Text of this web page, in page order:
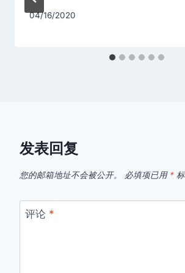
04/16/2020
发表回复
您的邮箱地址不会被公开。 必填项已用 *
评论 *